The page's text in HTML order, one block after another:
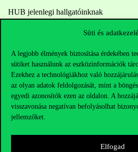
Süti és
A legjobb élmények biztosítása érdekében
sütiket használunk az eszközinformációk
Ezekhez a technológiákhoz való
az olyan adatok feldolgozását, mint a
egyedi azonosítók ezen az oldalon. A
visszavonása negatívan befolyásolhat
jellemzőket.
Elfogad
HUB jelenlegi hallgatóinknak
press@uni-corvinus.hu
Hasznos linkek